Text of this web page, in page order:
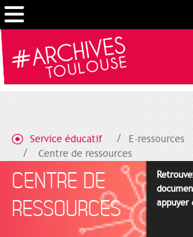
Service éducatif
E-ressources
Centre de ressources
CENTRE DE
RESSOURCES
appuyer
Cookies management panel